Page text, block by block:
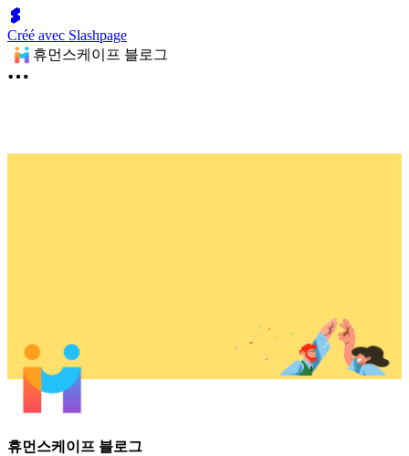
Créé avec Slashpage
휴먼스케이프 블로그
휴먼스케이프 블로그